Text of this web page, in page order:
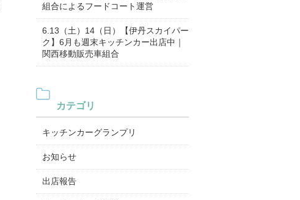
組合によるフードコート運営
6.13（土）14（日）【伊丹スカイパー
ク】6月も週末キッチンカー出店中｜
関西移動販売車組合
カテゴリ
キッチンカーグランプリ
お知らせ
出店報告